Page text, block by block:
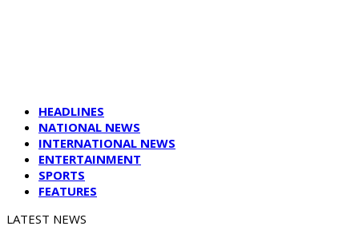
HEADLINES
NATIONAL NEWS
INTERNATIONAL NEWS
ENTERTAINMENT
SPORTS
FEATURES
LATEST NEWS